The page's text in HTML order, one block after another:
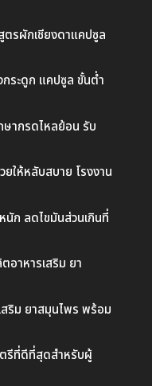
ตรผักเชียงดาแคปซูล
ระดูก แคปซูล ขั้นต่ำ
ษากรดไหลย้อน รับ
ให้หลับสบาย โรงงาน
นัก ลดไขมันส่วนเกินที่
อาหารเสริม ยา
สริม ยาสมุนไพร พร้อม
รีที่ดีที่สุดสำหรับผู้